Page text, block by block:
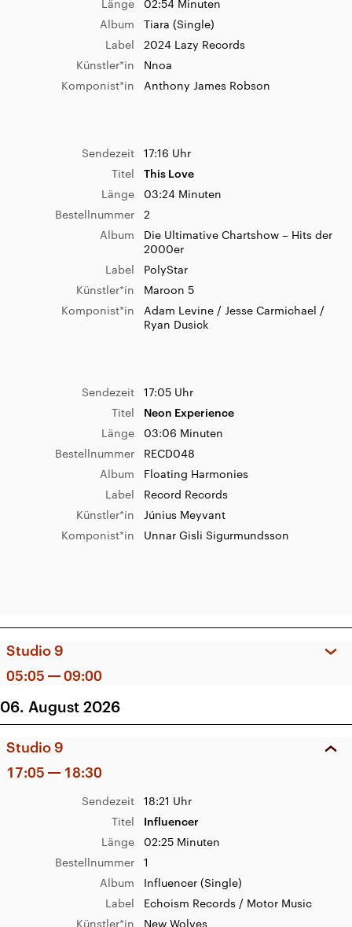
Länge
02:54 Minuten
Album
Tiara (Single)
Label
2024 Lazy Records
Künstler*in
Nnoa
Komponist*in
Anthony James Robson
Sendezeit
17:16 Uhr
Titel
This Love
Länge
03:24 Minuten
Bestellnummer
2
Album
Die Ultimative Chartshow – Hits der
2000er
Label
PolyStar
Künstler*in
Maroon 5
Komponist*in
Adam Levine / Jesse Carmichael /
Ryan Dusick
Sendezeit
17:05 Uhr
Titel
Neon Experience
Länge
03:06 Minuten
Bestellnummer
RECD048
Album
Floating Harmonies
Label
Record Records
Künstler*in
Június Meyvant
Komponist*in
Unnar Gisli Sigurmundsson
Studio 9
05:05
09:00
Sendezeit
Titel
OMG
Künstler*in
Léonie Gray
Komponist*in
Claude Bégin
06. August 2026
Studio 9
17:05
18:30
Sendezeit
18:21 Uhr
Titel
Influencer
Länge
02:25 Minuten
Bestellnummer
1
Album
Influencer (Single)
Label
Echoism Records / Motor Music
Künstler*in
New Wolves